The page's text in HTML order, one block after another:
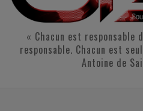
« Chacun est responsable
responsable. Chacun est
Antoine de